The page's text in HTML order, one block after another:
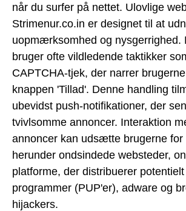
når du surfer på nettet. Ulovlige
Strimenur.co.in er designet til at
uopmærksomhed og nysgerrighed.
bruger ofte vildledende taktikker
CAPTCHA-tjek, der narrer
knappen 'Tillad'. Denne handling
ubevidst push-notifikationer, der
tvivlsomme annoncer. Interaktion
annoncer kan udsætte brugerne for
herunder ondsindede websteder,
platforme, der distribuerer
programmer (PUP'er), adware og
hijackers.